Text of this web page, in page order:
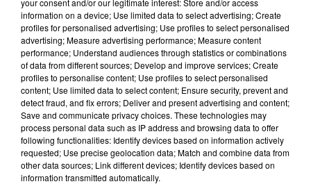
confie la joueuse. Peu importe le résultat
final, l’essentiel sera de vivre ce moment avec
toute l’intensité possible : «Ça va être
incroyable, et le vivre avec le maillot de Metz,
c’est encore plus fort.»
LesMessins , eux, comptent bien soutenir
leurs équipes : près de700 supportersferont
le déplacement jusqu’à Paris pour les
encourager.
information on a device; Use limited data to select advertising; Create
profiles for personalised advertising; Use profiles to select personalised
advertising; Measure advertising performance; Measure content
performance; Understand audiences through statistics or combinations
of data from different sources; Develop and improve services; Create
profiles to personalise content; Use profiles to select personalised
content; Use limited data to select content; Ensure security, prevent and
detect fraud, and fix errors; Deliver and present advertising and content;
Save and communicate privacy choices. These technologies may
process personal data such as IP address and browsing data to offer
following functionalities: Identify devices based on information actively
requested; Use precise geolocation data; Match and combine data from
other data sources; Link different devices; Identify devices based on
information transmitted automatically.